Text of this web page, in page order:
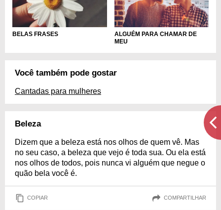
BELAS FRASES
ALGUÉM PARA CHAMAR DE
MEU
Você também pode gostar
Cantadas para mulheres
Beleza
Dizem que a beleza está nos olhos de quem vê. Mas
no seu caso, a beleza que vejo é toda sua. Ou ela está
nos olhos de todos, pois nunca vi alguém que negue o
quão bela você é.
COPIAR COMPARTILHAR